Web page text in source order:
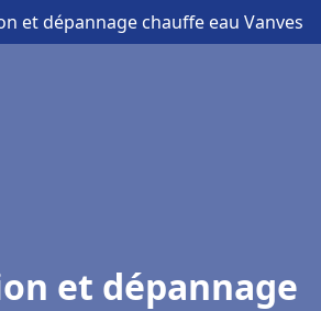
et dépannage chauffe eau Vanves
et dépannage